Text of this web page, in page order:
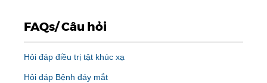
FAQs/ Câu hỏi
Hỏi đáp điều trị tật khúc xạ
Hỏi đáp Bệnh đáy mắt